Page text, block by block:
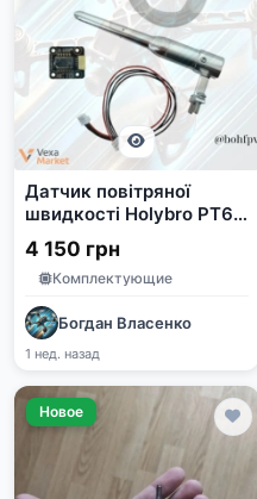
Датчик повітряної
швидкості Holybro PT60
з сенсором MS5525DSO
4 150 грн
Комплектующие
Богдан Власенко
1 нед. назад
Новое